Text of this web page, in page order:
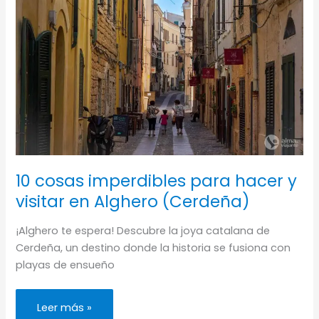
10 cosas imperdibles para hacer y
visitar en Alghero (Cerdeña)
¡Alghero te espera! Descubre la joya catalana de
Cerdeña, un destino donde la historia se fusiona con
playas de ensueño
10
Leer más »